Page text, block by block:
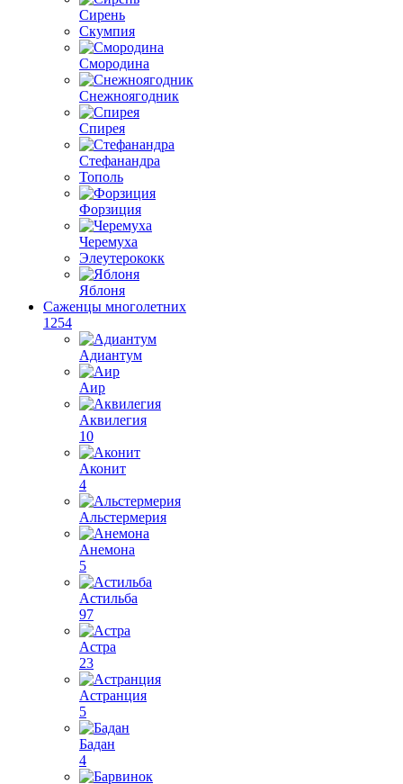
Сирень
Скумпия
Смородина
Снежноягодник
Спирея
Стефанандра
Тополь
Форзиция
Черемуха
Элеутерококк
Яблоня
Саженцы многолетних
1254
Адиантум
Аир
Аквилегия
10
Аконит
4
Альстермерия
Анемона
5
Астильба
97
Астра
23
Астранция
5
Бадан
4